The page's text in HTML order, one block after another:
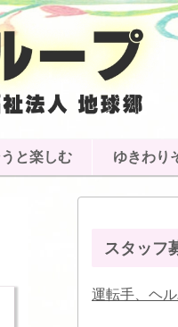
と楽しむ ゆきわり
スタッフ
運転手、ヘ